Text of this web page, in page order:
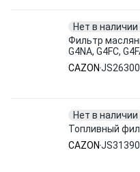
Нет в наличии
Фильтр
G4NA, G4FC,
G4KJ, G4KE
CAZON
Нет в наличии
Топливный
CAZON